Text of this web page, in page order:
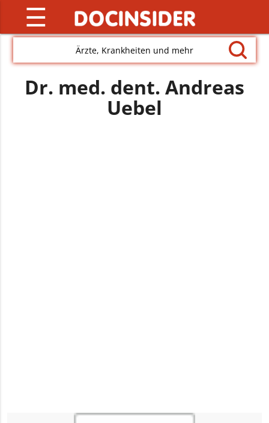
☰
Ärzte, Krankheiten und mehr
Dr. med. dent. Andreas
Uebel